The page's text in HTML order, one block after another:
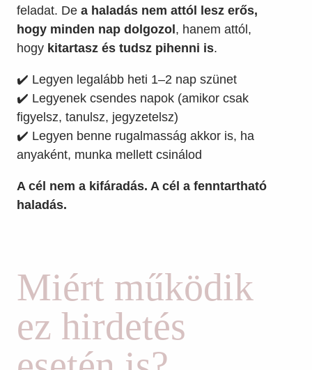
feladat. De a haladás nem attól lesz erős,
hogy minden nap dolgozol , hanem attól,
hogy kitartasz és tudsz pihenni is.
✔️ Legyen legalább heti 1–2 nap szünet
✔️ Legyenek csendes napok (amikor csak
figyelsz, tanulsz, jegyzetelsz)
✔️ Legyen benne rugalmasság akkor is, ha
anyaként, munka mellett csinálod
A cél nem a kifáradás. A cél a fenntartható
haladás.
Miért működik
ez hirdetés